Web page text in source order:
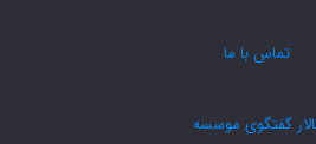
تماس با ما
گفتگوی موسسه